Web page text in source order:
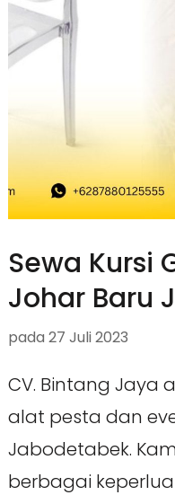
Sewa Kursi
Johar Baru
pada 27 Juli 2023
CV. Bintang Jaya
alat pesta dan
Jabodetabek.
berbagai